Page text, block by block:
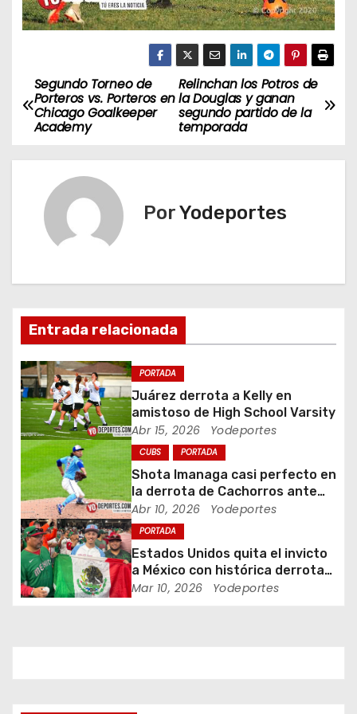
N
a
v
c
ó
n
d
e
e
n
t
r
Relinchan los Potros de
la Douglas y ganan
segundo partido de la
temporada
Segundo Torneo de
Porteros vs. Porteros en
Chicago Goalkeeper
Academy
PorYodeportes
Entrada relacionada
PORTADA
Juárez derrota a Kelly en
amistoso de High School Varsity
Abr 15, 2026 Yodeportes
CUBS PORTADA
Shota Imanaga casi perfecto en
la derrota de Cachorros ante
Piratas
Abr 10, 2026 Yodeportes
PORTADA
Estados Unidos quita el invicto
a México con histórica derrota
en Clásico Mundial de Béisbol
Mar 10, 2026 Yodeportes